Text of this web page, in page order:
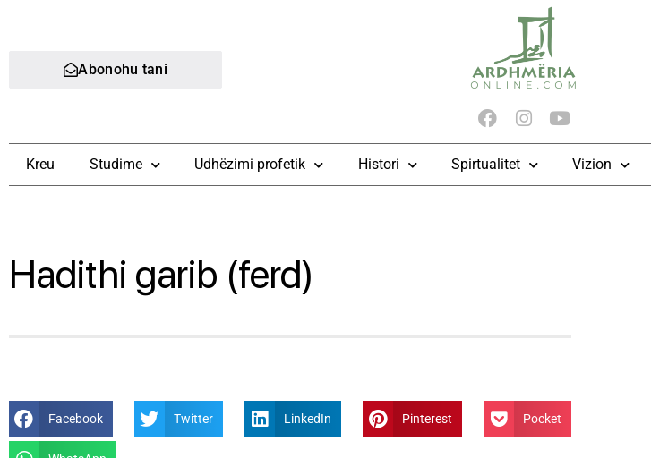
Abonohu tani
Kreu Studime Udhëzimi profetik Histori Spirtualitet Vizion
Hadithi garib (ferd)
Facebook Twitter LinkedIn Pinterest Pocket